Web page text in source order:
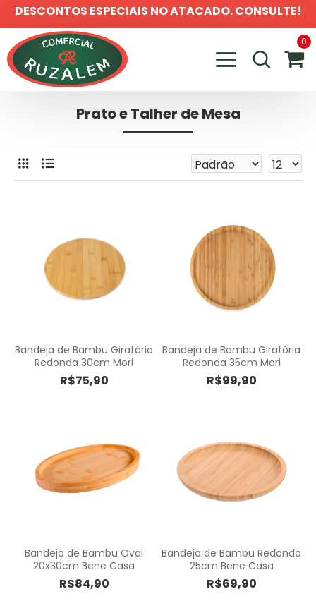
DESCONTOS ESPECIAIS NO ATACADO. CONSULTE!
0
Prato e Talher de Mesa
Bandeja de Bambu Giratória
Redonda 30cm Mori
R$75,90
Bandeja de Bambu Giratória
Redonda 35cm Mori
R$99,90
Bandeja de Bambu Oval
20x30cm Bene Casa
R$84,90
Bandeja de Bambu Redonda
25cm Bene Casa
R$69,90